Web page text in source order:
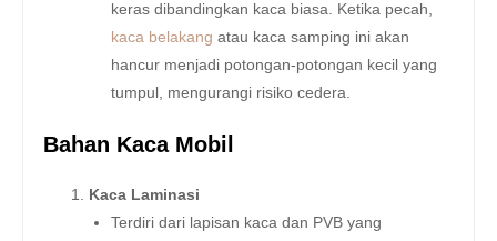
keras dibandingkan kaca biasa. Ketika pecah,
kaca belakang atau kaca samping ini akan
hancur menjadi potongan-potongan kecil yang
tumpul, mengurangi risiko cedera.
Bahan Kaca Mobil
Kaca Laminasi
Terdiri dari lapisan kaca dan PVB yang